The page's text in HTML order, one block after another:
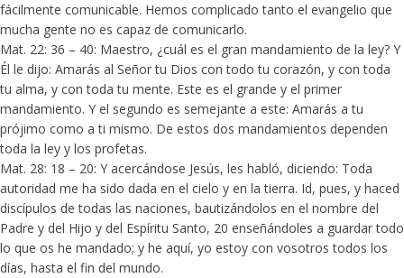
fácilmente comunicable. Hemos complicado tanto el evangelio que
mucha gente no es capaz de comunicarlo.
Mat. 22: 36 – 40: Maestro, ¿cuál es el gran mandamiento de la ley? Y
Él le dijo: Amarás al Señor tu Dios con todo tu corazón, y con toda
tu alma, y con toda tu mente. Este es el grande y el primer
mandamiento. Y el segundo es semejante a este: Amarás a tu
prójimo como a ti mismo. De estos dos mandamientos dependen
toda la ley y los profetas.
Mat. 28: 18 – 20: Y acercándose Jesús, les habló, diciendo: Toda
autoridad me ha sido dada en el cielo y en la tierra. Id, pues, y haced
discípulos de todas las naciones, bautizándolos en el nombre del
Padre y del Hijo y del Espíritu Santo, 20 enseñándoles a guardar todo
lo que os he mandado; y he aquí, yo estoy con vosotros todos los
días, hasta el fin del mundo.